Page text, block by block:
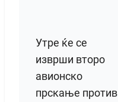
Утре ќе се
изврши второ
авионско
прскање против